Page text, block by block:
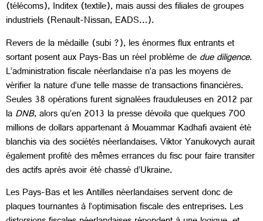
(télécoms), Inditex (textile), mais aussi des filiales de groupes
industriels (Renault-Nissan, EADS…).
Revers de la médaille (subi ?), les énormes flux entrants et
sortant posent aux Pays-Bas un réel problème dedue diligence.
L’administration fiscale néerlandaise n’a pas les moyens de
vérifier la nature d’une telle masse de transactions financières.
Seules 38 opérations furent signalées frauduleuses en 2012 par
laDNB, alors qu’en 2013 la presse dévoila que quelques 700
millions de dollars appartenant à Mouammar Kadhafi avaient été
blanchis via des sociétés néerlandaises. Viktor Yanukovych aurait
également profité des mêmes errances du fisc pour faire transiter
des actifs après avoir été chassé d’Ukraine.
Les Pays-Bas et les Antilles néerlandaises servent donc de
plaques tournantes à l’optimisation fiscale des entreprises. Les